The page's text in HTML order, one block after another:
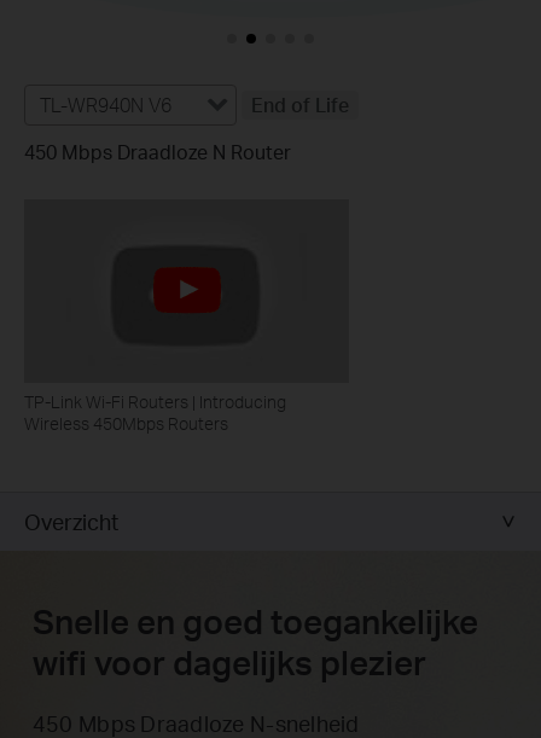
TL-WR940N V6
End of Life
450 Mbps Draadloze N Router
TP-Link Wi-Fi Routers | Introducing
Wireless 450Mbps Routers
Overzicht
Snelle en goed toegankelijke
wifi voor dagelijks plezier
450 Mbps Draadloze N-snelheid